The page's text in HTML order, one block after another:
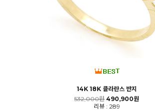
14K 18K 클라란스 반지
532,000원 490,900원
리뷰 : 289